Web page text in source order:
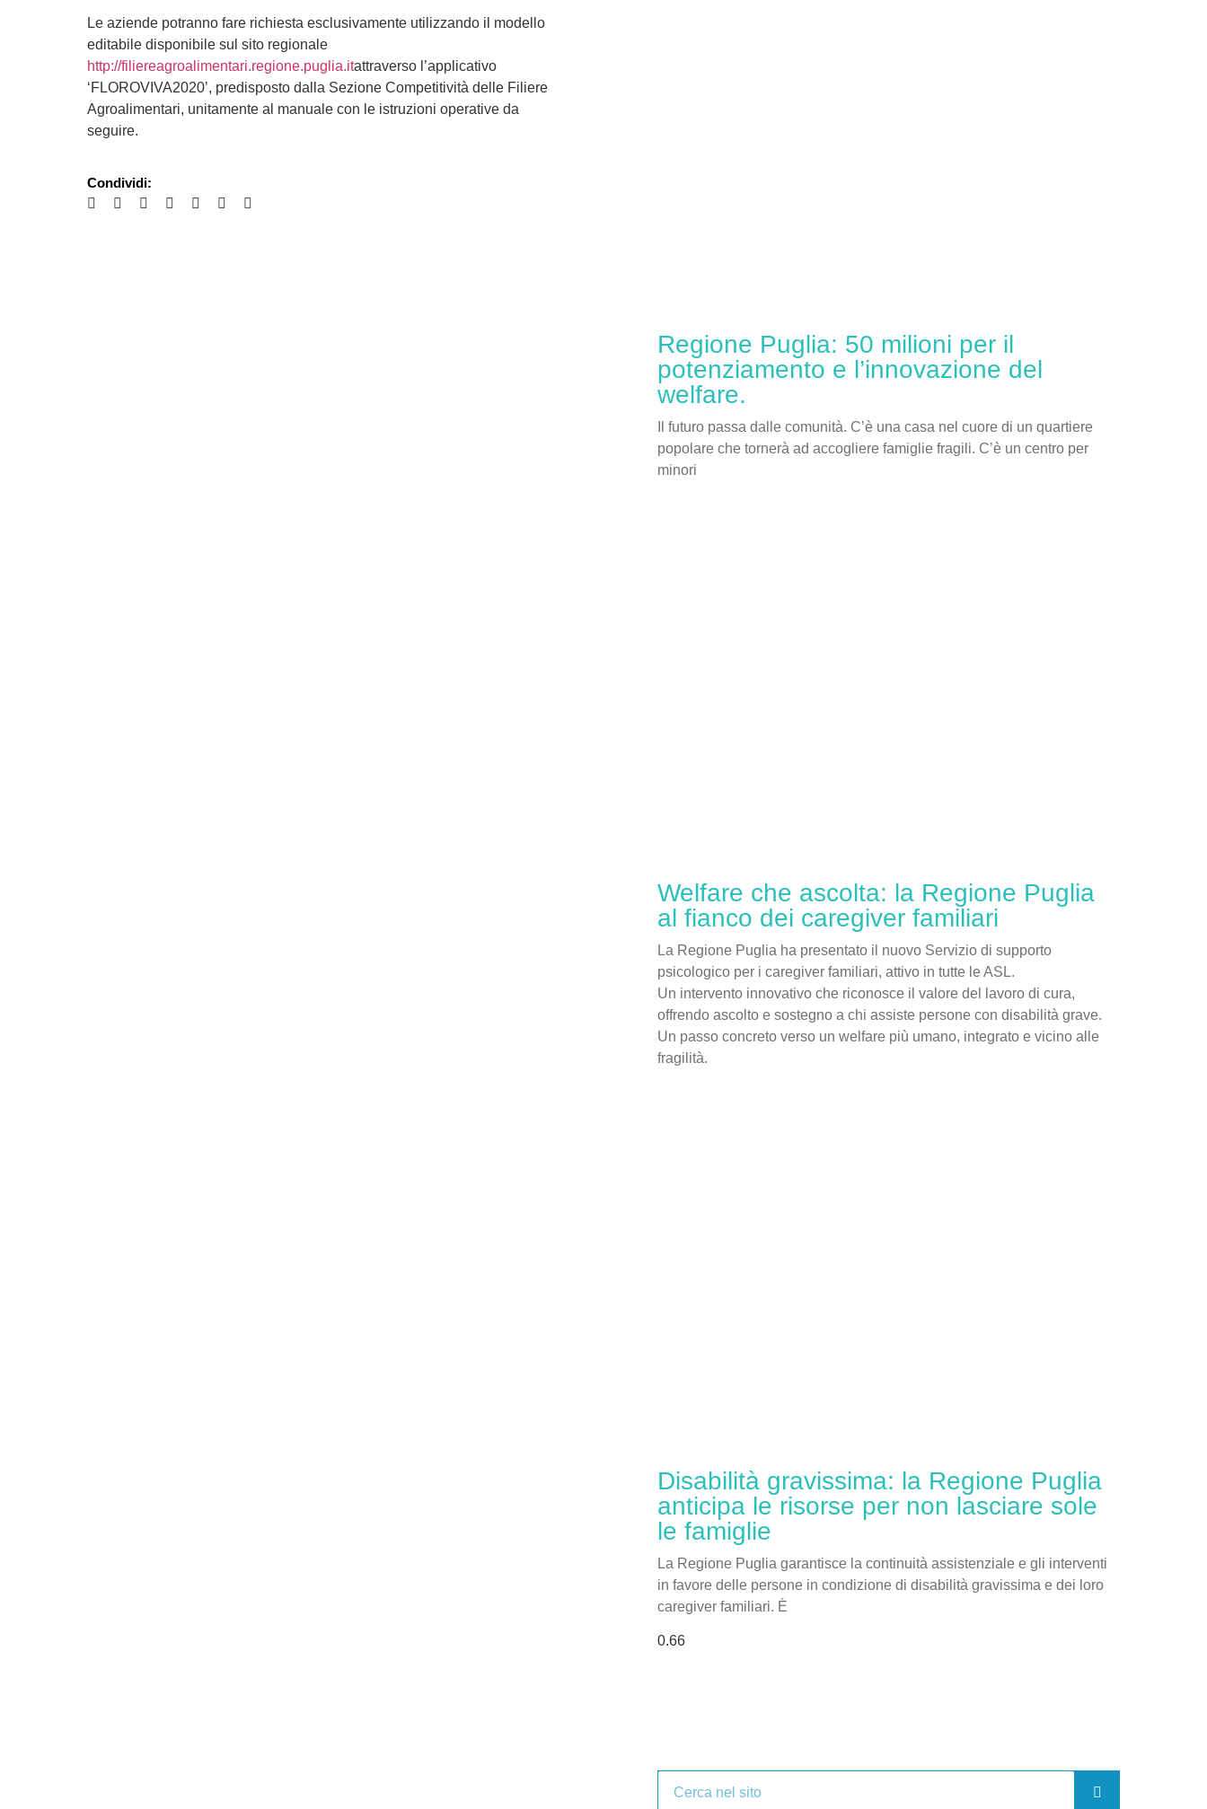
Le aziende potranno fare richiesta esclusivamente utilizzando il modello
editabile disponibile sul sito regionale
http://filiereagroalimentari.regione.puglia.itattraverso l’applicativo
‘FLOROVIVA2020’, predisposto dalla Sezione Competitività delle Filiere
Agroalimentari, unitamente al manuale con le istruzioni operative da
seguire.
Condividi:
Regione Puglia: 50 milioni per il
potenziamento e l’innovazione del
welfare.
Il futuro passa dalle comunità. C’è una casa nel cuore di un quartiere
popolare che tornerà ad accogliere famiglie fragili. C’è un centro per
minori
Welfare che ascolta: la Regione Puglia
al fianco dei caregiver familiari
La Regione Puglia ha presentato il nuovo Servizio di supporto
psicologico per i caregiver familiari, attivo in tutte le ASL.
Un intervento innovativo che riconosce il valore del lavoro di cura,
offrendo ascolto e sostegno a chi assiste persone con disabilità grave.
Un passo concreto verso un welfare più umano, integrato e vicino alle
fragilità.
Disabilità gravissima: la Regione Puglia
anticipa le risorse per non lasciare sole
le famiglie
La Regione Puglia garantisce la continuità assistenziale e gli interventi
in favore delle persone in condizione di disabilità gravissima e dei loro
caregiver familiari. È